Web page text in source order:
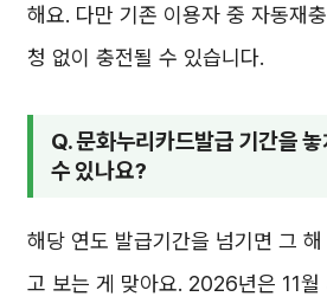
해요. 다만 기존 이용자 중 자동재
청 없이 충전될 수 있습니다.
Q. 문화누리카드발급 기간을
수 있나요?
해당 연도 발급기간을 넘기면 그
고 보는 게 맞아요. 2026년은 11월